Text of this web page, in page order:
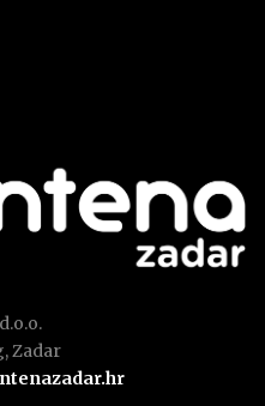
Zadar